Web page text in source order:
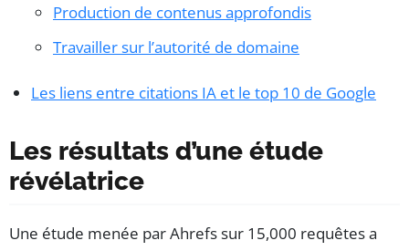
Production de contenus approfondis
Travailler sur l’autorité de domaine
Les liens entre citations IA et le top 10 de Google
Les résultats d’une étude
révélatrice
Une étude menée par Ahrefs sur 15,000 requêtes a